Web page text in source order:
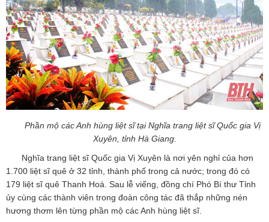
Phần mộ các Anh hùng liệt sĩ tại Nghĩa trang liệt sĩ Quốc gia Vị
Xuyên, tỉnh Hà Giang.
Nghĩa trang liệt sĩ Quốc gia Vị Xuyên là nơi yên nghỉ của hơn
1.700 liệt sĩ quê ở 32 tỉnh, thành phố trong cả nước; trong đó có
179 liệt sĩ quê Thanh Hoá. Sau lễ viếng, đồng chí Phó Bí thư Tỉnh
ủy cùng các thành viên trong đoàn công tác đã thắp những nén
hương thơm lên từng phần mộ các Anh hùng liệt sĩ.